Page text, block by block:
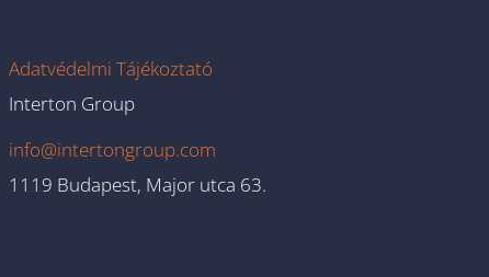
Adatvédelmi Tájékoztató
Interton Group
info@intertongroup.com
1119 Budapest, Major utca 63.